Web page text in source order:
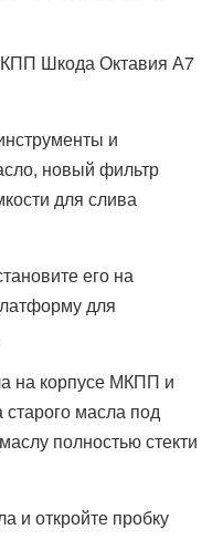
Шкода Октавия А7
и
новый фильтр
для слива
его на
для
на корпусе МКПП и
старого масла под
полностью стекти
и откройте пробку